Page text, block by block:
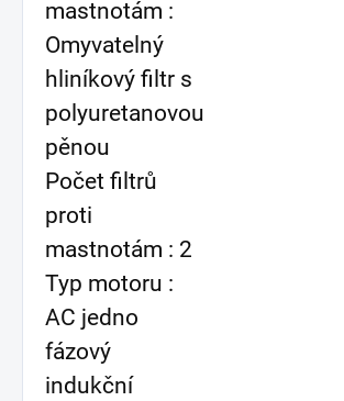
mastnotám :
Omyvatelný
hliníkový filtr s
polyuretanovou
pěnou
Počet filtrů
proti
mastnotám : 2
Typ motoru :
AC jedno
fázový
indukční